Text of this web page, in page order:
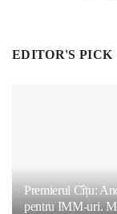
EDITOR'S PICK
Premierul Cîțu:
pentru IMM-uri.